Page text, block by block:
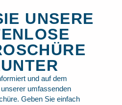
UNSERE
und auf dem
umfassenden
Geben Sie einfach